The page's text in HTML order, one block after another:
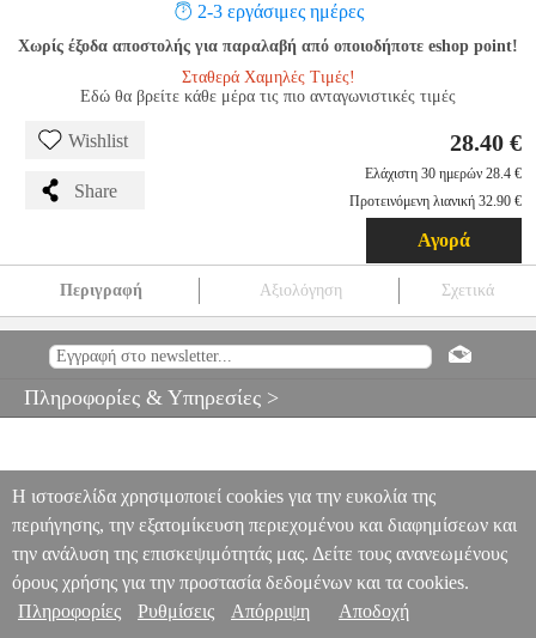
2-3 εργάσιμες ημέρες
Χωρίς έξοδα αποστολής για παραλαβή από οποιοδήποτε eshop point!
Σταθερά Χαμηλές Τιμές!
Εδώ θα βρείτε κάθε μέρα τις πιο ανταγωνιστικές τιμές
Wishlist
Share
28.40 €
Ελάχιστη 30 ημερών 28.4 €
Προτεινόμενη λιανική 32.90 €
Αγορά
Περιγραφή Αξιολόγηση Σχετικά
ΚΑΙΣΣΑ ΕΠΙΤΡΑΠΕΖΙΑ
ΤΟ ΠΝΕΥΜΑ ΤΟΥ ΔΑΣΟΥΣ
Πληροφορίες & Υπηρεσίες >
Η ιστοσελίδα χρησιμοποιεί cookies για την ευκολία της
περιήγησης, την εξατομίκευση περιεχομένου και διαφημίσεων και
την ανάλυση της επισκεψιμότητάς μας. Δείτε τους ανανεωμένους
όρους χρήσης για την προστασία δεδομένων και τα cookies.
Πληροφορίες
Ρυθμίσεις Απόρριψη Αποδοχή